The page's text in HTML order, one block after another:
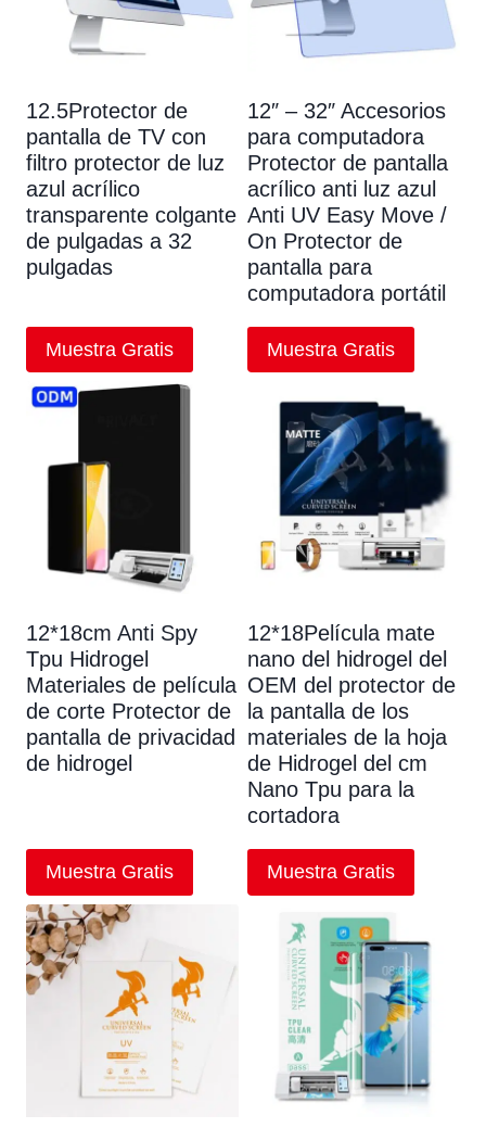
12.5Protector de
pantalla de TV con
filtro protector de luz
azul acrílico
transparente colgante
de pulgadas a 32
pulgadas
Muestra Gratis
12″ – 32″ Accesorios
para computadora
Protector de pantalla
acrílico anti luz azul
Anti UV Easy Move /
On Protector de
pantalla para
computadora portátil
Muestra Gratis
12*18cm Anti Spy
Tpu Hidrogel
Materiales de película
de corte Protector de
pantalla de privacidad
de hidrogel
Muestra Gratis
12*18Película mate
nano del hidrogel del
OEM del protector de
la pantalla de los
materiales de la hoja
de Hidrogel del cm
Nano Tpu para la
cortadora
Muestra Gratis